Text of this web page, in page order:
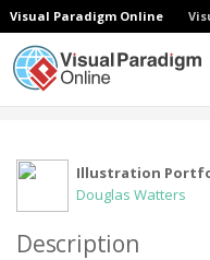
Visual Paradigm Online
Illustration
Douglas Watters
Description